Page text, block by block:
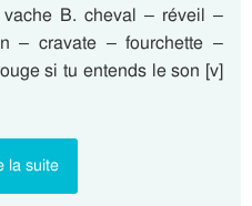
B. cheval – réveil –
– cravate – fourchette –
si tu entends le son [v]
la suite